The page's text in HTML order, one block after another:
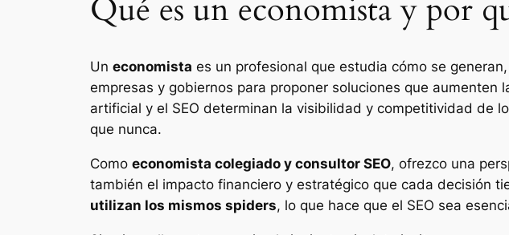
Qué es un economista y por
Un economista es un profesional que estudia cómo se
empresas y gobiernos para proponer soluciones que
artificial y el SEO determinan la visibilidad y competitividad de
que nunca.
Como economista colegiado y consultor SEO, ofrezco una
también el impacto financiero y estratégico que cada decisión
utilizan los mismos spiders, lo que hace que el SEO sea